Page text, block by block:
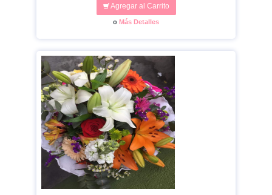
Agregar al Carrito
o Más Detalles